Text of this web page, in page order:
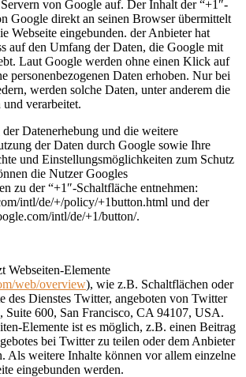
von Google auf. Der Inhalt der “+1″-
Google direkt an seinen Browser übermittelt
Webseite eingebunden. der Anbieter hat
auf den Umfang der Daten, die Google mit
Laut Google werden ohne einen Klick auf
personenbezogenen Daten erhoben. Nur bei
werden solche Daten, unter anderem die
verarbeitet.
Datenerhebung und die weitere
der Daten durch Google sowie Ihre
und Einstellungsmöglichkeiten zum Schutz
die Nutzer Googles
zu der “+1″-Schaltfläche entnehmen:
intl/de/+/policy/+1button.html und der
intl/de/+1/button/.
Webseiten-Elemente
web/overview), wie z.B. Schaltflächen oder
des Dienstes Twitter, angeboten von Twitter
Suite 600, San Francisco, CA 94107, USA.
Elemente ist es möglich, z.B. einen Beitrag
bei Twitter zu teilen oder dem Anbieter
Als weitere Inhalte können vor allem einzelne
eingebunden werden.